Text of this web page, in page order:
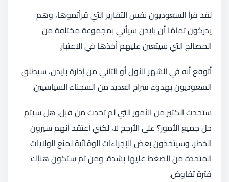
لقد قرأ السعوديون نفس التقارير التي قرأتموها، وهم
يدركون تمامًا أن بايدن سيأتي بمجموعة مختلفة من
المصالح التي سيتعين عليهم أخذها في الاعتبار.
أتوقع أنه في الشهر الأول أو الثاني من إدارة بايدن، سيطلق
السعوديون بهدوء سراح العديد من السجناء السياسيين.
ستحدث الكثير من الأمور التي لم تحدث من قبل. هل سيتم
حل جميع الأمور؟ على الأرجح لا، لكني أعتقد أنهم سيرون
الخطر، وسيتخذون بعض الإجراءات الوقائية لمنع الولايات
المتحدة من الضغط عليها بشدة. ومن ثم ستكون هناك
فترة تفاوض.